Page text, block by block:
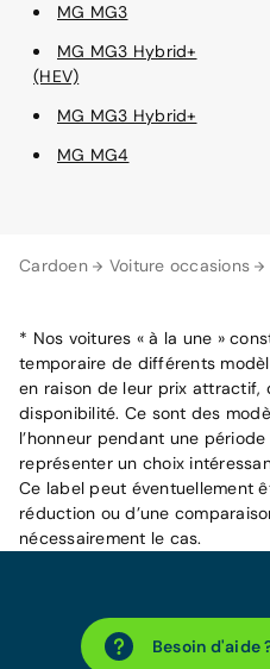
Cardoen Voiture occasions
MG MG3
MG MG3 Hybrid+
(HEV)
MG MG3 Hybrid+
MG MG4
* Nos voitures « à la une »
temporaire de différents
en raison de leur prix attractif,
disponibilité. Ce sont des
l’honneur pendant une
représenter un choix
Ce label peut éventuellement
réduction ou d’une
nécessairement le cas.
Besoin d'aide